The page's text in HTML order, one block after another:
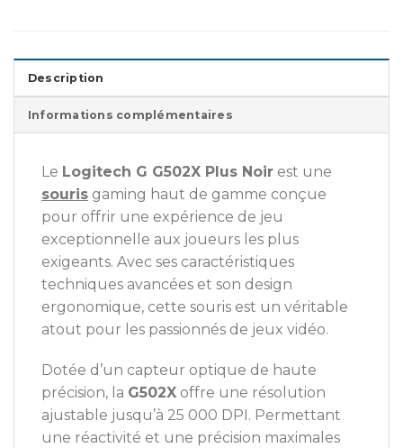
Description
Informations complémentaires
Le Logitech G G502X Plus Noir est une
souris gaming haut de gamme conçue
pour offrir une expérience de jeu
exceptionnelle aux joueurs les plus
exigeants. Avec ses caractéristiques
techniques avancées et son design
ergonomique, cette souris est un véritable
atout pour les passionnés de jeux vidéo.
Dotée d’un capteur optique de haute
précision, la G502X offre une résolution
ajustable jusqu’à 25 000 DPI. Permettant
une réactivité et une précision maximales